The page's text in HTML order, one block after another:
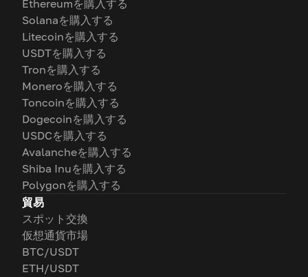
Ethereumを購入する
Solanaを購入する
Litecoinを購入する
USDTを購入する
Tronを購入する
Moneroを購入する
Toncoinを購入する
Dogecoinを購入する
USDCを購入する
Avalancheを購入する
Shiba Inuを購入する
Polygonを購入する
貿易
スポット交換
仮想通貨市場
BTC/USDT
ETH/USDT